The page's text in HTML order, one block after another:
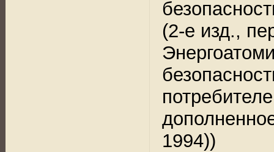
(2-е изд.,
1994))